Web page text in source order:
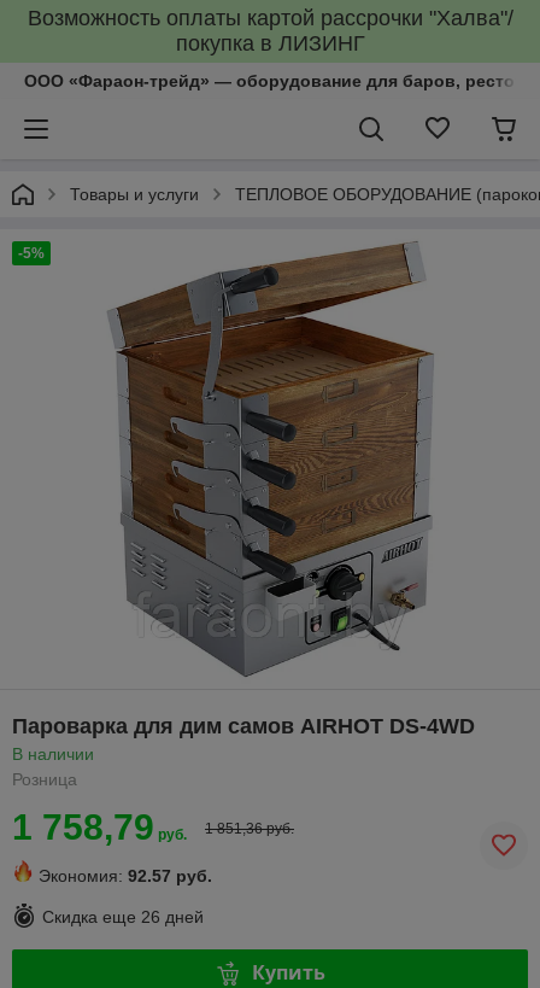
Возможность оплаты картой рассрочки "Халва"/
покупка в ЛИЗИНГ
ООО «Фараон-трейд»‎ — оборудование для баров,
Товары и услуги ТЕПЛОВОЕ ОБОРУДОВАНИЕ
-5%
Пароварка для дим самов AIRHOT DS-4WD
В наличии
Розница
1 758,79 руб. 1 851,36 руб.
Экономия: 92.57 руб.
Скидка еще 26 дней
Купить